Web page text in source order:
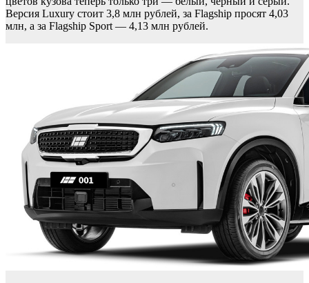
Версия Luxury стоит 3,8 млн рублей, за Flagship просят 4,03
млн, а за Flagship Sport — 4,13 млн рублей.